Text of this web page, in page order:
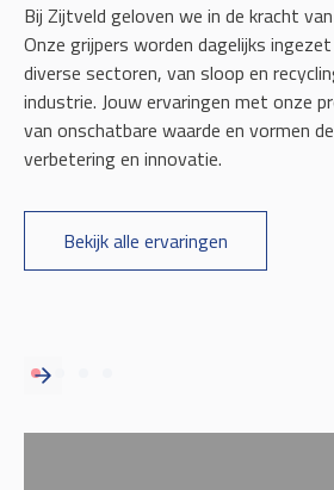
Bij Zijtveld geloven we in de kracht
Onze grijpers worden dagelijks
diverse sectoren, van sloop en
industrie. Jouw ervaringen met onze
van onschatbare waarde en vormen
verbetering en innovatie.
Bekijk alle ervaringen